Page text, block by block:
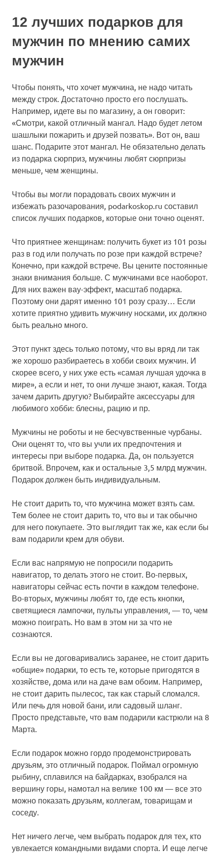
12 лучших подарков для
мужчин по мнению самих
мужчин
Чтобы понять, что хочет мужчина, не надо читать
между строк. Достаточно просто его послушать.
Например, идете вы по магазину, а он говорит:
«Смотри, какой отличный мангал. Надо будет летом
шашлыки пожарить и друзей позвать». Вот он, ваш
шанс. Подарите этот мангал. Не обязательно делать
из подарка сюрприз, мужчины любят сюрпризы
меньше, чем женщины.
Чтобы вы могли порадовать своих мужчин и
избежать разочарования, podarkoskop.ru составил
список лучших подарков, которые они точно оценят.
Что приятнее женщинам: получить букет из 101 розы
раз в год или получать по розе при каждой встрече?
Конечно, при каждой встрече. Вы цените постоянные
знаки внимания больше. С мужчинами все наоборот.
Для них важен вау-эффект, масштаб подарка.
Поэтому они дарят именно 101 розу сразу… Если
хотите приятно удивить мужчину носками, их должно
быть реально много.
Этот пункт здесь только потому, что вы вряд ли так
же хорошо разбираетесь в хобби своих мужчин. И
скорее всего, у них уже есть «самая лучшая удочка в
мире», а если и нет, то они лучше знают, какая. Тогда
зачем дарить другую? Выбирайте аксессуары для
любимого хобби: блесны, рацию и пр.
Мужчины не роботы и не бесчувственные чурбаны.
Они оценят то, что вы учли их предпочтения и
интересы при выборе подарка. Да, он пользуется
бритвой. Впрочем, как и остальные 3,5 млрд мужчин.
Подарок должен быть индивидуальным.
Не стоит дарить то, что мужчина может взять сам.
Тем более не стоит дарить то, что вы и так обычно
для него покупаете. Это выглядит так же, как если бы
вам подарили крем для обуви.
Если вас напрямую не попросили подарить
навигатор, то делать этого не стоит. Во-первых,
навигаторы сейчас есть почти в каждом телефоне.
Во-вторых, мужчины любят то, где есть кнопки,
светящиеся лампочки, пульты управления, — то, чем
можно поиграть. Но вам в этом ни за что не
сознаются.
Если вы не договаривались заранее, не стоит дарить
«общие» подарки, то есть те, которые пригодятся в
хозяйстве, дома или на даче вам обоим. Например,
не стоит дарить пылесос, так как старый сломался.
Или печь для новой бани, или садовый шланг.
Просто представьте, что вам подарили кастрюли на 8
Марта.
Если подарок можно гордо продемонстрировать
друзьям, это отличный подарок. Поймал огромную
рыбину, сплавился на байдарках, взобрался на
вершину горы, намотал на велике 100 км — все это
можно показать друзьям, коллегам, товарищам и
соседу.
Нет ничего легче, чем выбрать подарок для тех, кто
увлекается командными видами спорта. И еще легче